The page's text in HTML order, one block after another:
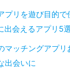
プリを遊び目的で
出会えるアプリ5
マッチングアプリ
出会いに